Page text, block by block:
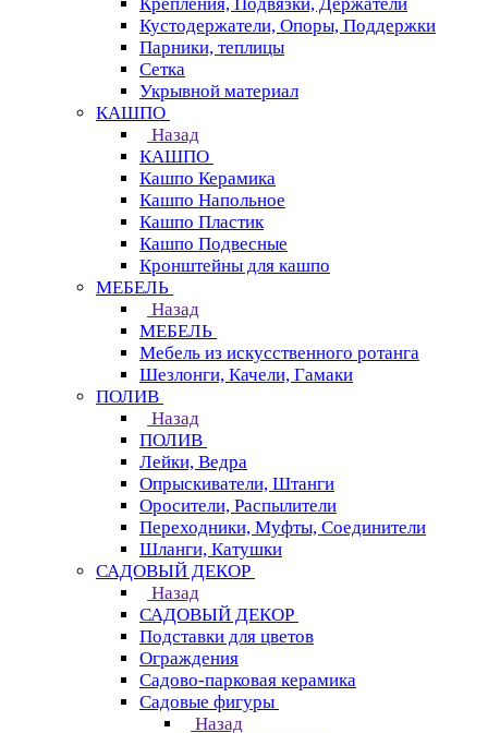
Кустодержатели, Опоры, Поддержки
Парники, теплицы
Сетка
Укрывной материал
КАШПО
Назад
КАШПО
Кашпо Керамика
Кашпо Напольное
Кашпо Пластик
Кашпо Подвесные
Кронштейны для кашпо
МЕБЕЛЬ
Назад
МЕБЕЛЬ
Мебель из искусственного ротанга
Шезлонги, Качели, Гамаки
ПОЛИВ
Назад
ПОЛИВ
Лейки, Ведра
Опрыскиватели, Штанги
Оросители, Распылители
Переходники, Муфты, Соединители
Шланги, Катушки
САДОВЫЙ ДЕКОР
Назад
САДОВЫЙ ДЕКОР
Подставки для цветов
Ограждения
Садово-парковая керамика
Садовые фигуры
Назад